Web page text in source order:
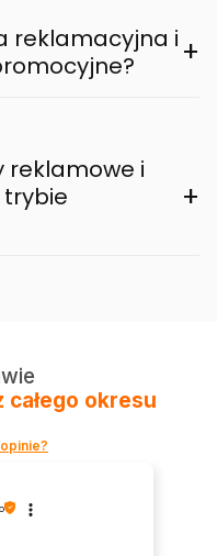
reklamacyjna i +
reklamowe i
+
całego okresu